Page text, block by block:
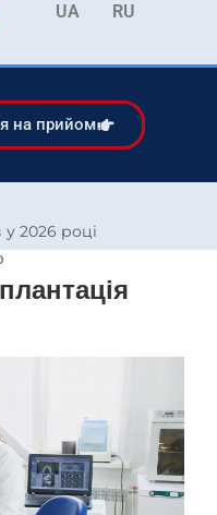
UA RU
на прийом
у 2026 році